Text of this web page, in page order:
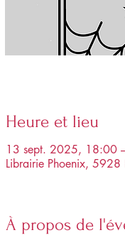
Heure et lieu
13 sept. 2025, 18:00
Librairie Phoenix,
À propos de